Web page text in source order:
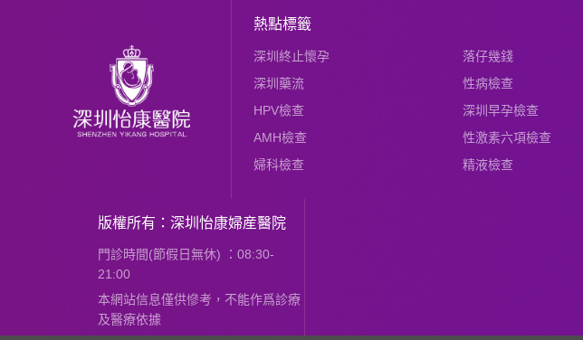
熱點標籤
深圳終止懷孕
落仔幾錢
深圳藥流
性病檢查
HPV檢查
深圳早孕檢查
AMH檢查
性激素六項檢查
婦科檢查
精液檢查
版權所有：深圳怡康婦産醫院
門診時間(節假日無休) ：08:30-
21:00
本網站信息僅供慘考，不能作爲診療
及醫療依據